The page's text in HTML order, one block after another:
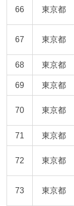
66 東京都
67 東京都
68 東京都
69 東京都
70 東京都
71 東京都
72 東京都
73 東京都